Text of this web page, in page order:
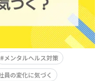
メンタルヘルス対策
員の変化に気づく